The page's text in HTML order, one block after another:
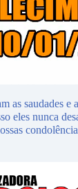
as saudades e
eles nunca